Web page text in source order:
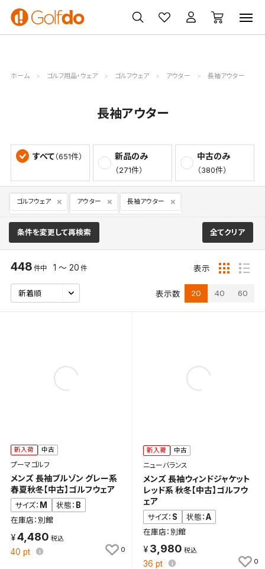
ゴルフ
クラブ
ゴルフ用品
買取
無料査定
クーポン
一覧
ホーム ゴルフ用品・ウェア ゴルフウェア アウター 長袖アウター
長袖アウター
すべて（651件） 新品のみ
（271件）
中古のみ
（380件）
ゴルフウェア アウター 長袖アウター
条件を変更して再検索 全てクリア
448 件中 1 ～ 20 件 表示
表示数 20 40 60
新入荷 中古
プーマゴルフ
メンズ 長袖ブルゾン グレー系
春夏秋冬【中古】ゴルフウェア
サイズ： M 状態： B
在庫店：別館
4,480
40 pt 0
新入荷 中古
ニューバランス
メンズ 長袖ウィンドジャケット
レッド系 秋冬【中古】ゴルフウ
ェア
サイズ： S 状態：A
在庫店：別館
3,980
36 pt 0